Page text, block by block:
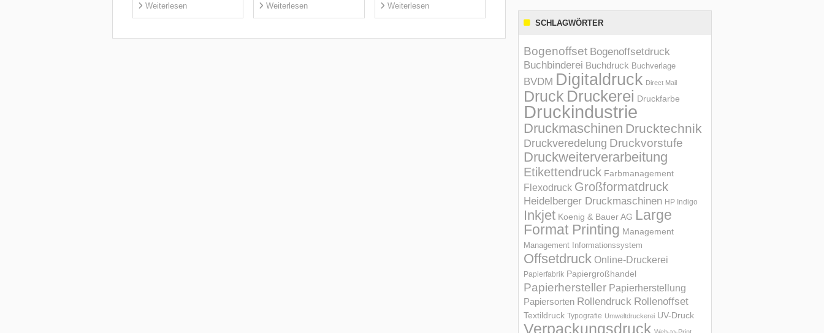
Weiterlesen Weiterlesen Weiterlesen
SCHLAGWÖRTER
Bogenoffset Bogenoffsetdruck
Buchbinderei Buchdruck Buchverlage
BVDM Digitaldruck Direct Mail
Druck Druckerei Druckfarbe
Druckindustrie
Druckmaschinen Drucktechnik
Druckveredelung Druckvorstufe
Druckweiterverarbeitung
Etikettendruck Farbmanagement
Flexodruck Großformatdruck
Heidelberger Druckmaschinen HP Indigo
Inkjet Koenig & Bauer AG Large
Format Printing Management
Management Informations­system
Offsetdruck Online-Druckerei
Papierfabrik Papiergroßhandel
Papierhersteller Papierherstellung
Papiersorten Rollendruck Rollenoffset
Textildruck Typografie Umweltdruckerei UV-Druck
Verpackungsdruck